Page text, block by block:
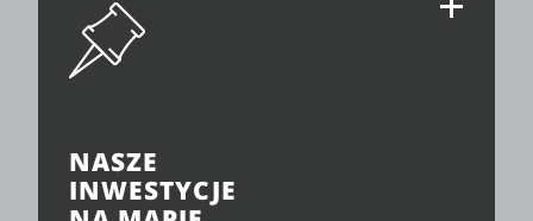
NASZE
INWESTYCJE